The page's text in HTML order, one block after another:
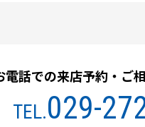
電話での来店予約・ご
TEL.029-